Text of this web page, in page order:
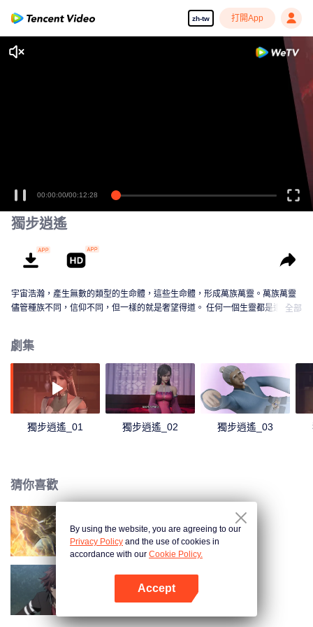
zh-tw 打開App
00:00:00/00:12:28
獨步逍遙
宇宙浩瀚，產生無數的類型的生命體，這些生命體，形成萬族萬靈。萬族萬靈
儘管種族不同，信仰不同，但一樣的就是奢望得道。 任何一個生靈都是道心蒙
個時代，只能支撐少數一些人得道。得道者，以為站在了世間之巔，以後可以
恣意逍遙。但卻發現，即使得道。同樣難逃厄運，在他們之上有著主宰，收割
著一個又一個的時代，收割著天下修行者為了維持他們野心。萬族萬靈，不過
是被這些主宰豢養而已。 這些主宰，收割著得道者，收割著每個世界的靈華，
摧毀一個個世界。 歷代得道者，都不甘被收割，不斷的反抗，可是每一次都失
敗。 直到……主角葉宇出現，他剝開了一個個時代，剝開了一個個秘密。隨著
他展開了史詩級的畫卷，在這壯闊的世界中，不斷的成長，經歷愛情和友情，
全部
劇集
獨步逍遙_01 獨步逍遙_02 獨步逍遙_03
猜你喜歡
長生界
全職法師 第1季
By using the website, you are agreeing to our
Privacy Policy and the use of cookies in
accordance with our Cookie Policy.
Accept